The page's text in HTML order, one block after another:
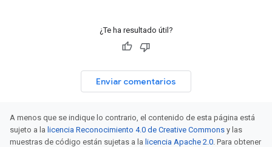
¿Te ha resultado útil?
Enviar comentarios
A menos que se indique lo contrario, el contenido de esta página está
sujeto a la licencia Reconocimiento 4.0 de Creative Commons y las
muestras de código están sujetas a la licencia Apache 2.0. Para obtener